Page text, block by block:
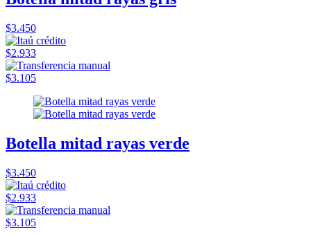
$3.450
$2.933
$3.105
Botella mitad rayas verde
$3.450
$2.933
$3.105